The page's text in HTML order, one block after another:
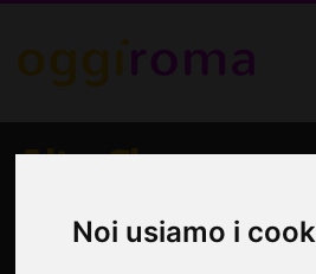
Noi usiamo i
AltreCine
La rassegna di documentari cinesi